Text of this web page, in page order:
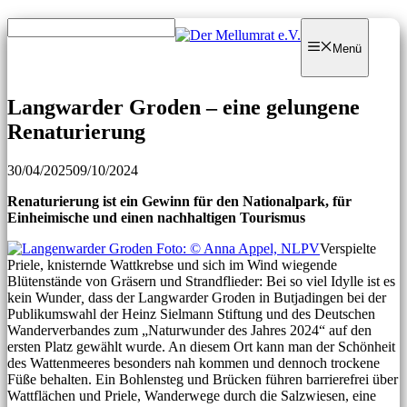
Zum
Inhalt
Zum
Inhalt
Menü
Langwarder Groden – eine gelungene
Renaturierung
30/04/202509/10/2024
Renaturierung ist ein Gewinn für den Nationalpark, für
Einheimische und einen nachhaltigen Tourismus
Verspielte
Priele, knisternde Wattkrebse und sich im Wind wiegende
Blütenstände von Gräsern und Strandflieder: Bei so viel Idylle ist es
kein Wunder, dass der Langwarder Groden in Butjadingen bei der
Publikumswahl der Heinz Sielmann Stiftung und des Deutschen
Wanderverbandes zum „Naturwunder des Jahres 2024“ auf den
ersten Platz gewählt wurde. An diesem Ort kann man der Schönheit
des Wattenmeeres besonders nah kommen und dennoch trockene
Füße behalten. Ein Bohlensteg und Brücken führen barrierefrei über
Wattflächen und Priele, Wanderwege durch die Salzwiesen, eine